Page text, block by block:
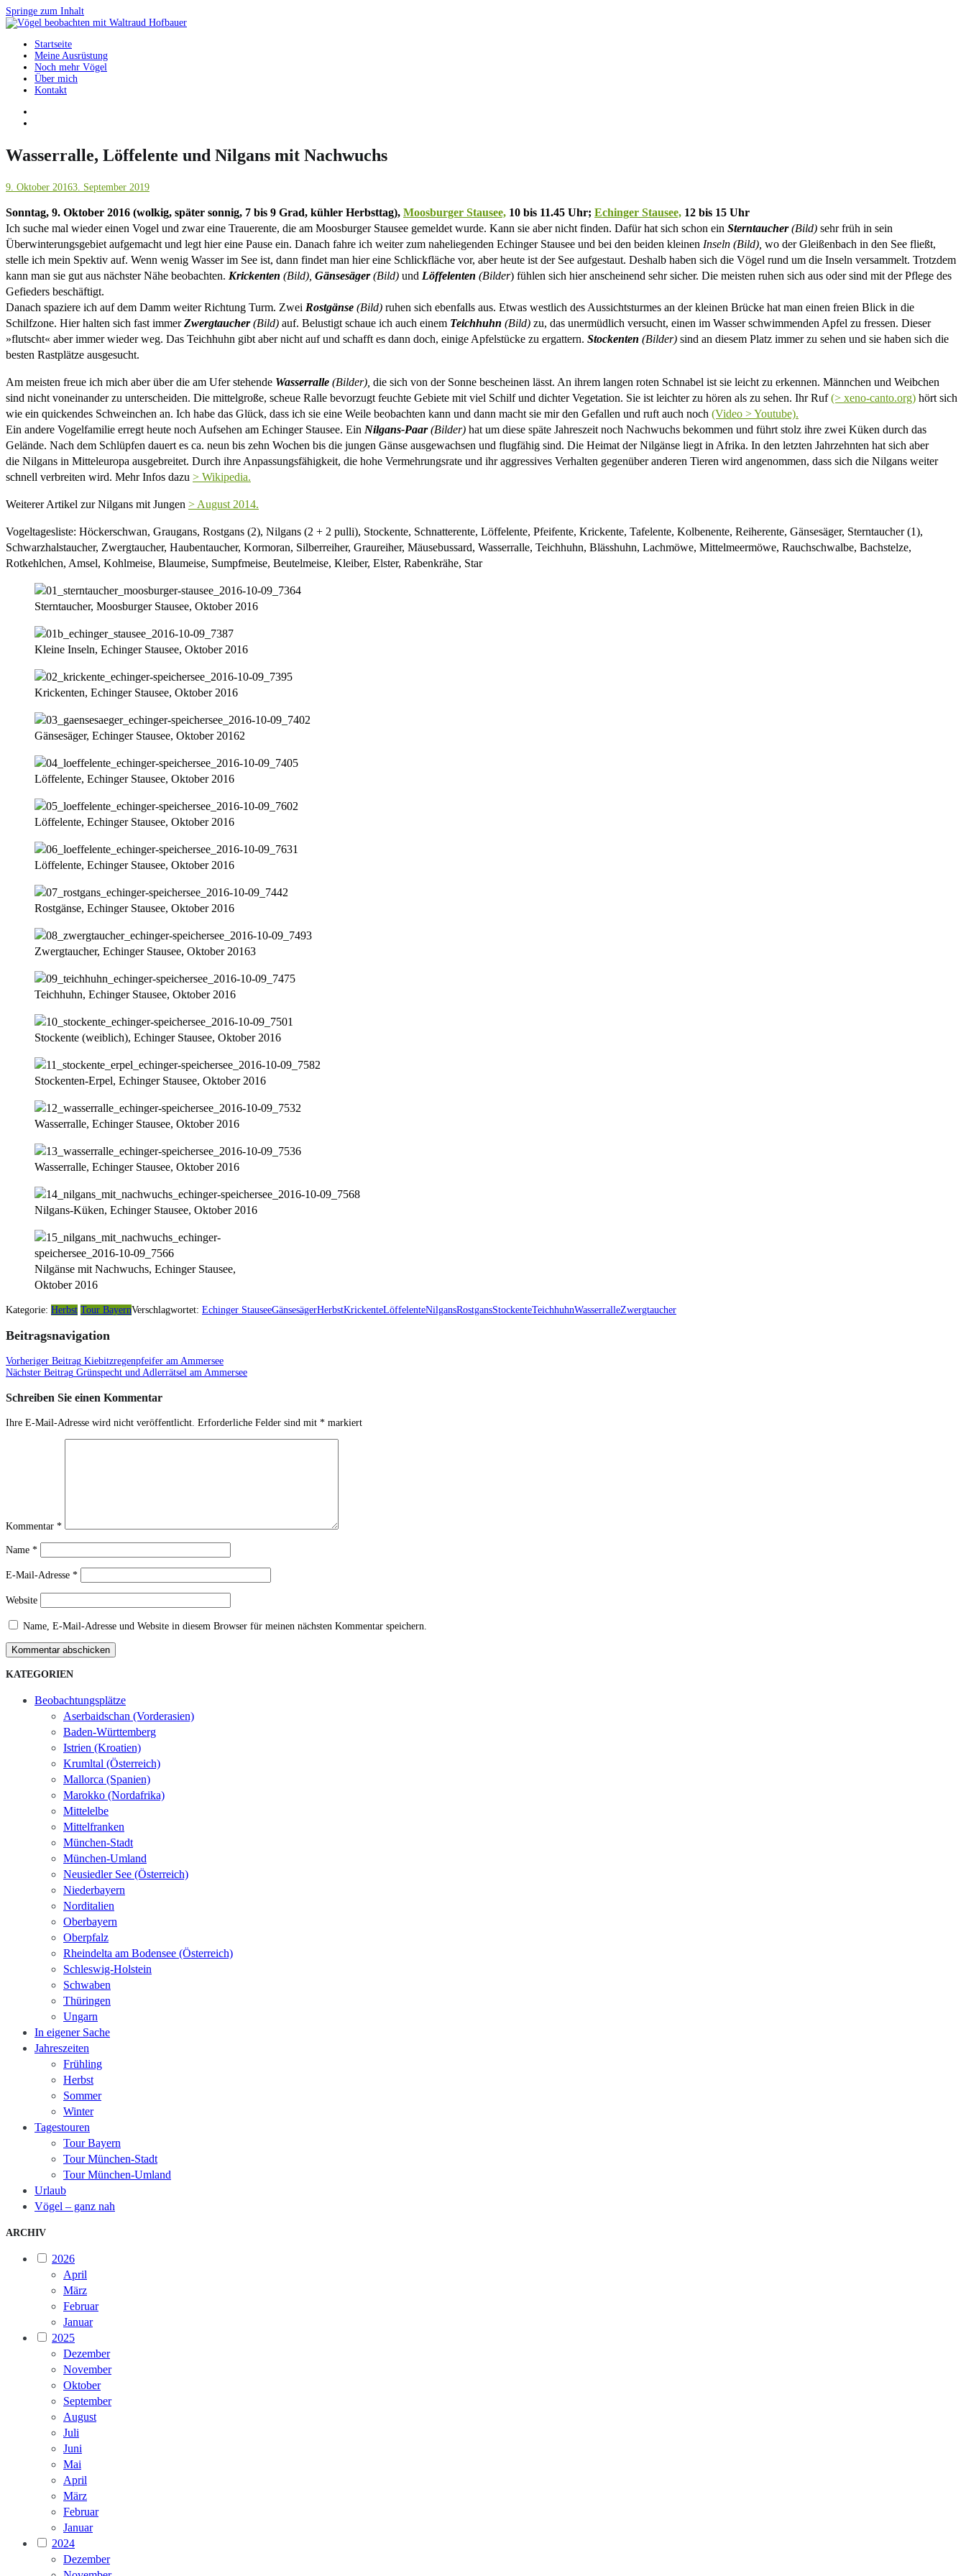
Springe zum Inhalt
Vögel beobachten mit Waltraud Hofbauer
Startseite
Meine Ausrüstung
Noch mehr Vögel
Über mich
Kontakt
Wasserralle, Löffelente und Nilgans mit Nachwuchs
9. Oktober 20163. September 2019
Sonntag, 9. Oktober 2016 (wolkig, später sonnig, 7 bis 9 Grad, kühler Herbsttag), Moosburger Stausee, 10 bis 11.45 Uhr; Echinger Stausee, 12 bis 15 Uhr
Ich suche mal wieder einen Vogel und zwar eine Trauerente, die am Moosburger Stausee gemeldet wurde. Kann sie aber nicht finden. Dafür hat sich schon ein Sterntaucher(Bild) sehr früh in sein
Überwinterungsgebiet aufgemacht und legt hier eine Pause ein. Danach fahre ich weiter zum naheliegenden Echinger Stausee und bei den beiden kleinen Inseln (Bild), wo der Gleißenbach in den See fließt,
stelle ich mein Spektiv auf. Wenn wenig Wasser im See ist, dann findet man hier eine Schlickfläche vor, aber heute ist der See aufgestaut. Deshalb haben sich die Vögel rund um die Inseln versammelt. Trotzdem
kann man sie gut aus nächster Nähe beobachten. Krickenten (Bild), Gänsesäger(Bild) und Löffelenten (Bilder) fühlen sich hier anscheinend sehr sicher. Die meisten ruhen sich aus oder sind mit der Pflege des
Gefieders beschäftigt.
Danach spaziere ich auf dem Damm weiter Richtung Turm. Zwei Rostgänse (Bild) ruhen sich ebenfalls aus. Etwas westlich des Aussichtsturmes an der kleinen Brücke hat man einen freien Blick in die
Schilfzone. Hier halten sich fast immerZwergtaucher(Bild) auf. Belustigt schaue ich auch einem Teichhuhn (Bild) zu, das unermüdlich versucht, einen im Wasser schwimmenden Apfel zu fressen. Dieser
»flutscht« aber immer wieder weg. Das Teichhuhn gibt aber nicht auf und schafft es dann doch, einige Apfelstücke zu ergattern. Stockenten (Bilder) sind an diesem Platz immer zu sehen und sie haben sich die
besten Rastplätze ausgesucht.
Am meisten freue ich mich aber über die am Ufer stehende Wasserralle (Bilder), die sich von der Sonne bescheinen lässt. An ihrem langen roten Schnabel ist sie leicht zu erkennen. Männchen und Weibchen
sind nicht voneinander zu unterscheiden. Die mittelgroße, scheue Ralle bevorzugt feuchte Gebiete mit viel Schilf und dichter Vegetation. Sie ist leichter zu hören als zu sehen. Ihr Ruf(> xeno-canto.org) hört sich
wie ein quickendes Schweinchen an. Ich habe das Glück, dass ich sie eine Weile beobachten kann und dann macht sie mir den Gefallen und ruft auch noch (Video > Youtube).
Ein andere Vogelfamilie erregt heute noch Aufsehen am Echinger Stausee. Ein Nilgans-Paar(Bilder) hat um diese späte Jahreszeit noch Nachwuchs bekommen und führt stolz ihre zwei Küken durch das
Gelände. Nach dem Schlüpfen dauert es ca. neun bis zehn Wochen bis die jungen Gänse ausgewachsen und flugfähig sind. Die Heimat der Nilgänse liegt in Afrika. In den letzten Jahrzehnten hat sich aber
die Nilgans in Mitteleuropa ausgebreitet. Durch ihre Anpassungsfähigkeit, die hohe Vermehrungsrate und ihr aggressives Verhalten gegenüber anderen Tieren wird angenommen, dass sich die Nilgans weiter
schnell verbreiten wird. Mehr Infos dazu > Wikipedia.
Weiterer Artikel zur Nilgans mit Jungen > August 2014.
Vogeltagesliste: Höckerschwan, Graugans, Rostgans (2), Nilgans (2 + 2 pulli), Stockente, Schnatterente, Löffelente, Pfeifente, Krickente, Tafelente, Kolbenente, Reiherente, Gänsesäger, Sterntaucher (1),
Schwarzhalstaucher, Zwergtaucher, Haubentaucher, Kormoran, Silberreiher, Graureiher, Mäusebussard, Wasserralle, Teichhuhn, Blässhuhn, Lachmöwe, Mittelmeermöwe, Rauchschwalbe, Bachstelze,
Rotkehlchen, Amsel, Kohlmeise, Blaumeise, Sumpfmeise, Beutelmeise, Kleiber, Elster, Rabenkrähe, Star
Sterntaucher, Moosburger Stausee, Oktober 2016
Kleine Inseln, Echinger Stausee, Oktober 2016
Krickenten, Echinger Stausee, Oktober 2016
Gänsesäger, Echinger Stausee, Oktober 20162
Löffelente, Echinger Stausee, Oktober 2016
Löffelente, Echinger Stausee, Oktober 2016
Löffelente, Echinger Stausee, Oktober 2016
Rostgänse, Echinger Stausee, Oktober 2016
Zwergtaucher, Echinger Stausee, Oktober 20163
Teichhuhn, Echinger Stausee, Oktober 2016
Stockente (weiblich), Echinger Stausee, Oktober 2016
Stockenten-Erpel, Echinger Stausee, Oktober 2016
Wasserralle, Echinger Stausee, Oktober 2016
Wasserralle, Echinger Stausee, Oktober 2016
Nilgans-Küken, Echinger Stausee, Oktober 2016
Nilgänse mit Nachwuchs, Echinger Stausee,
Oktober 2016
Kategorie: Herbst Tour BayernVerschlagwortet: Echinger StauseeGänsesägerHerbstKrickenteLöffelenteNilgansRostgansStockenteTeichhuhnWasserralleZwergtaucher
Beitragsnavigation
Vorheriger Beitrag Kiebitzregenpfeifer am Ammersee
Nächster Beitrag Grünspecht und Adlerrätsel am Ammersee
Schreiben Sie einen Kommentar
Ihre E-Mail-Adresse wird nicht veröffentlicht. Erforderliche Felder sind mit * markiert
Kommentar *
Name *
E-Mail-Adresse *
Website
Name, E-Mail-Adresse und Website in diesem Browser für meinen nächsten Kommentar speichern.
Kommentar abschicken
KATEGORIEN
Beobachtungsplätze
Aserbaidschan (Vorderasien)
Baden-Württemberg
Istrien (Kroatien)
Krumltal (Österreich)
Mallorca (Spanien)
Marokko (Nordafrika)
Mittelelbe
Mittelfranken
München-Stadt
München-Umland
Neusiedler See (Österreich)
Niederbayern
Norditalien
Oberbayern
Oberpfalz
Rheindelta am Bodensee (Österreich)
Schleswig-Holstein
Schwaben
Thüringen
Ungarn
In eigener Sache
Jahreszeiten
Frühling
Herbst
Sommer
Winter
Tagestouren
Tour Bayern
Tour München-Stadt
Tour München-Umland
Urlaub
Vögel – ganz nah
ARCHIV
2026
April
März
Februar
Januar
2025
Dezember
November
Oktober
September
August
Juli
Juni
Mai
April
März
Februar
Januar
2024
Dezember